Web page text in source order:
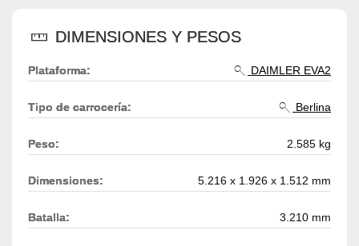
DIMENSIONES Y PESOS
Plataforma: DAIMLER EVA2
Tipo de carrocería: Berlina
Peso: 2.585 kg
Dimensiones: 5.216 x 1.926 x 1.512 mm
Batalla: 3.210 mm